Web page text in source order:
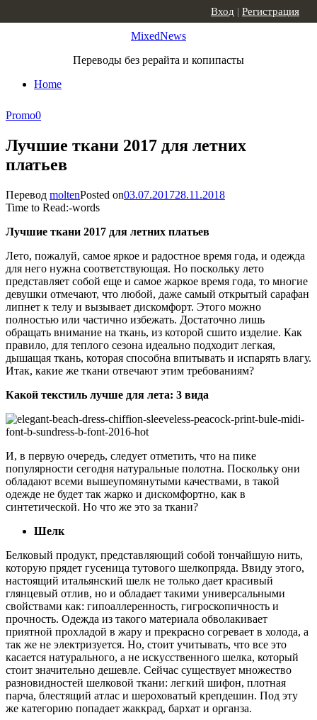
MixedNews
Переводы без рерайта и копипасты
Home
Вход | Регистрация
Promo0
Лучшие ткани 2017 для летних
платьев
Перевод moltenPosted on03.07.201728.11.2018
Time to Read:-words
Лучшие ткани 2017 для летних платьев
Лето, пожалуй, самое яркое и радостное время года, и одежда
для него нужна соответствующая. Но поскольку лето
представляет собой еще и самое жаркое время года, то многие
девушки отмечают, что любой, даже самый открытый сарафан
липнет к телу и вызывает дискомфорт. Этого можно
полностью или частично избежать. Достаточно лишь
обращать внимание на ткань, из которой сшито изделие. Как
правило, для теплого сезона идеально подходит легкая,
дышащая ткань, которая способна впитывать и испарять влагу.
Итак, какие же ткани отвечают этим требованиям?
Какой текстиль лучше для лета: 3 вида
И, в первую очередь, следует отметить, что на пике
популярности сегодня натуральные полотна. Поскольку они
обладают всеми вышеупомянутыми качествами, в такой
одежде не будет так жарко и дискомфортно, как в
синтетической. Но что же это за ткани?
Шелк
Белковый продукт, представляющий собой тончайшую нить,
которую прядет гусеница тутового шелкопряда. Ввиду этого,
настоящий итальянский шелк не только дает красивый
глянцевый отлив, но и обладает такими универсальными
свойствами как: гипоаллеренность, гигроскопичность и
прочность. Одежда из такого материала обволакивает
приятной прохладой в жару и прекрасно согревает в холода, а
так же не электризуется. Но, стоит учитывать, что все это
касается натурального, а не искусственного шелка, который
стоит значительно дешевле. Сейчас существует множество
разновидностей шелковой ткани: легкий шифон, плотная
парча, блестящий атлас и шероховатый крепдешин. Под эту
же категорию попадает жаккрад, бархат и органза.